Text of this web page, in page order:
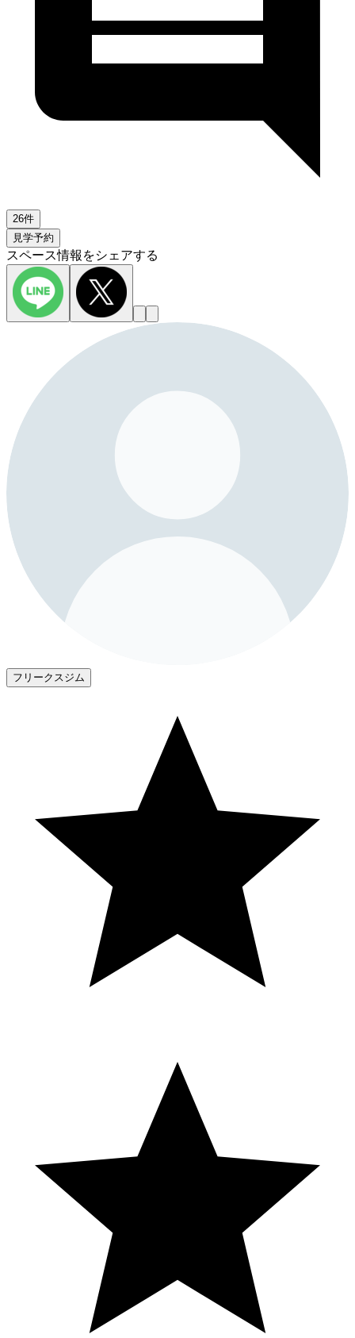
26件
見学予約
スペース情報をシェアする
フリークスジム